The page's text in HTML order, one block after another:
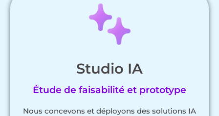
Studio IA
Étude de faisabilité et prototype
Nous concevons et déployons des solutions IA